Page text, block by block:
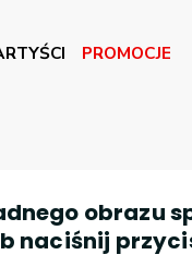
PROMOCJE
obrazu
naciśnij